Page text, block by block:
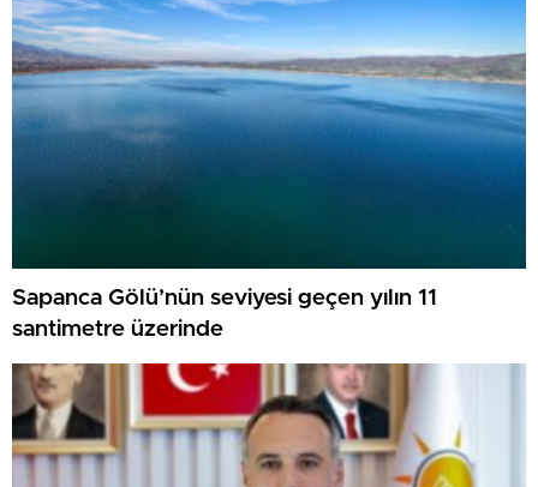
Sapanca Gölü’nün seviyesi geçen yılın 11
santimetre üzerinde